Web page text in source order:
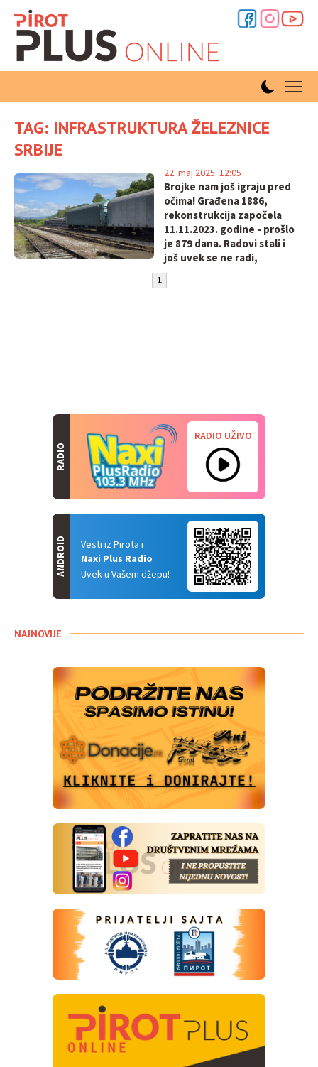
TAG: INFRASTRUKTURA ŽELEZNICE
SRBIJE
Brojke nam još igraju pred
očima! Građena 1886,
rekonstrukcija započela
11.11.2023. godine - prošlo
je 879 dana. Radovi stali i
još uvek se ne radi,
čekamo 295 dana!
22. maj 2025. 12:05
1
RADIO
RADIO UŽIVO
Vesti iz Pirota i
Naxi Plus Radio
Uvek u Vašem džepu!
ANDROID
NAJNOVIJE